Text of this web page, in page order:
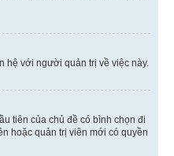
hệ với người quản trị về việc này.
tiên của chủ đề có bình chọn đi
hoặc quản trị viên mới có quyền